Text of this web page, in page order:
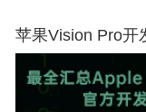
苹果Vision Pro开